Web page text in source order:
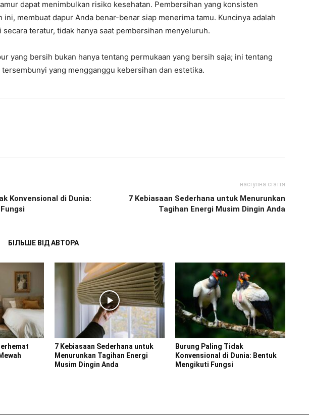
dapat menimbulkan risiko kesehatan. Pembersihan yang konsisten
ini, membuat dapur Anda benar-benar siap menerima tamu. Kuncinya adalah
secara teratur, tidak hanya saat pembersihan menyeluruh.
yang bersih bukan hanya tentang permukaan yang bersih saja; ini tentang
yang mengganggu kebersihan dan estetika.
Konvensional di Dunia:
наступна стаття
7 Kebiasaan Sederhana untuk Menurunkan
Tagihan Energi Musim Dingin Anda
БІЛЬШЕ ВІД АВТОРА
7 Kebiasaan Sederhana untuk
Menurunkan Tagihan Energi
Musim Dingin Anda
Burung Paling Tidak
Konvensional di Dunia: Bentuk
Mengikuti Fungsi